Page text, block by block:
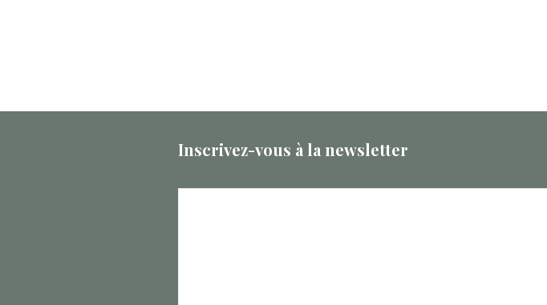
Inscrivez-vous à la newsletter